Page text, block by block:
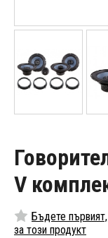
V
Бъдете
за този продукт